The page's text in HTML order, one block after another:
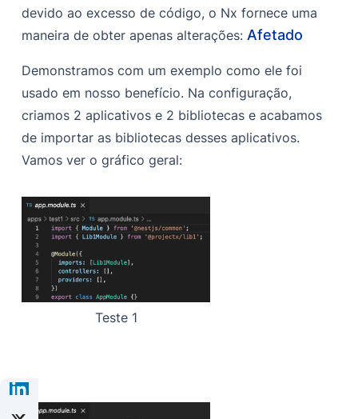
devido ao excesso de código, o Nx fornece uma
maneira de obter apenas alterações: Afetado
Demonstramos com um exemplo como ele foi
usado em nosso benefício. Na configuração,
criamos 2 aplicativos e 2 bibliotecas e acabamos
de importar as bibliotecas desses aplicativos.
Vamos ver o gráfico geral:
Teste 1